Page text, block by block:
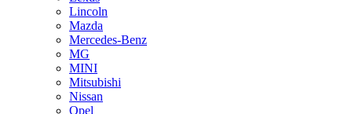
Lincoln
Mazda
Mercedes-Benz
MG
MINI
Mitsubishi
Nissan
Opel